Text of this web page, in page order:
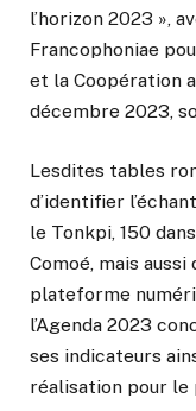
l’horizon 2023 »,
Francophoniae
et la Coopération
décembre 2023,
Lesdites tables
d’identifier
le Tonkpi, 150
Comoé, mais
plateforme
l’Agenda 2023
ses indicateurs
réalisation pour le